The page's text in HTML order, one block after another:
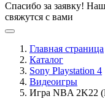
Спасибо за заявку!
свяжутся с вами
Главная страница
Каталог
Sony Playstation 4
Видеоигры
Игра NBA 2K22